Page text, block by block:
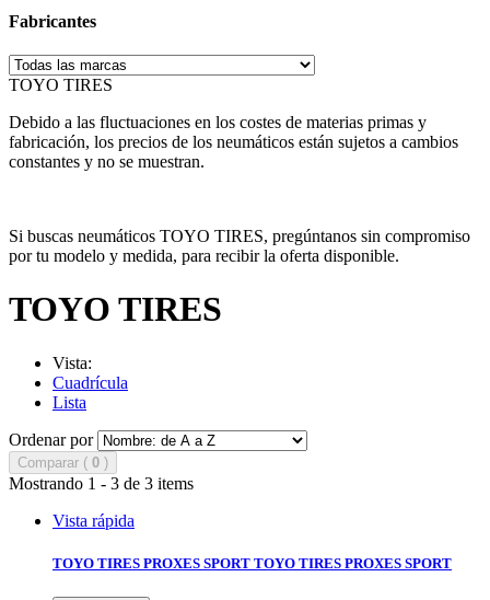
Fabricantes
TOYO TIRES
Debido a las fluctuaciones en los costes de materias primas y
fabricación, los precios de los neumáticos están sujetos a cambios
constantes y no se muestran.
Si buscas neumáticos TOYO TIRES, pregúntanos sin compromiso
por tu modelo y medida, para recibir la oferta disponible.
TOYO TIRES
Vista:
Cuadrícula
Lista
Ordenar por
Comparar ( 0 )
Mostrando 1 - 3 de 3 items
Vista rápida
TOYO TIRES PROXES SPORT TOYO TIRES PROXES SPORT